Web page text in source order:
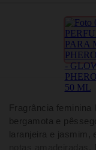
Fragrância feminina
bergamota e
laranjeira e jasmim,